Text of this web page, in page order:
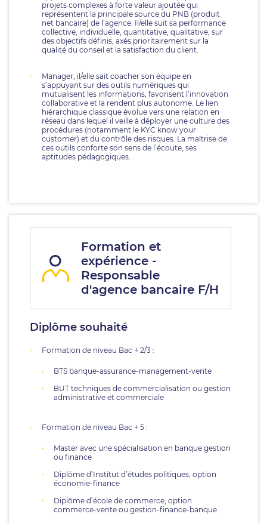
projets complexes à forte valeur ajoutée qui
représentent la principale source du PNB (produit
net bancaire) de l’agence. Il/elle suit sa performance
collective, individuelle, quantitative, qualitative, sur
des objectifs définis, axés prioritairement sur la
qualité du conseil et la satisfaction du client.
Manager, il/elle sait coacher son équipe en
s’appuyant sur des outils numériques qui
mutualisent les informations, favorisent l’innovation
collaborative et la rendent plus autonome. Le lien
hiérarchique classique évolue vers une relation en
réseau dans lequel il veille à déployer une culture des
procédures (notamment le KYC know your
customer) et du contrôle des risques. La maîtrise de
ces outils conforte son sens de l’écoute, ses
aptitudes pédagogiques.
Formation et
expérience -
Responsable
d'agence bancaire F/H
Diplôme souhaité
Formation de niveau Bac + 2/3 :
BTS banque-assurance-management-vente
BUT techniques de commercialisation ou gestion
administrative et commerciale
Formation de niveau Bac + 5 :
Master avec une spécialisation en banque gestion
ou finance
Diplôme d’Institut d’études politiques, option
économie-finance
Diplôme d’école de commerce, option
commerce-vente ou gestion-finance-banque